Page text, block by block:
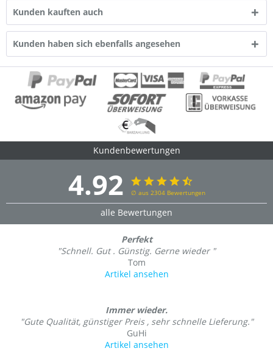
Kunden kauften auch
Kunden haben sich ebenfalls angesehen
Kundenbewertungen
4.92 ∅ aus 2304 Bewertungen
alle Bewertungen
Perfekt
"Schnell. Gut . Günstig. Gerne wieder "
Tom
Artikel ansehen
Immer wieder.
"Gute Qualität, günstiger Preis , sehr schnelle Lieferung."
GuHi
Artikel ansehen